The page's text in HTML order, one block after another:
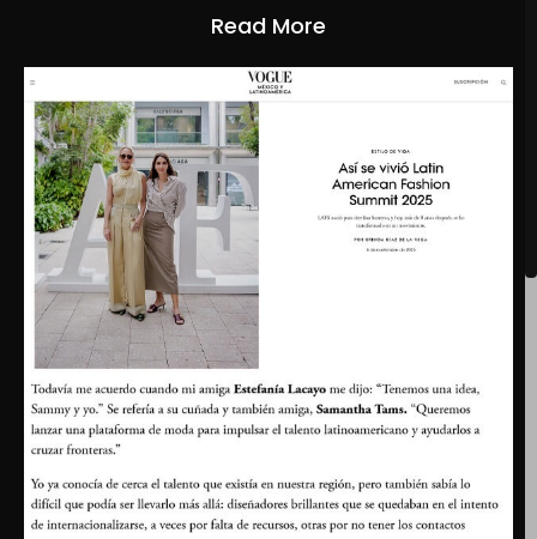
Read More